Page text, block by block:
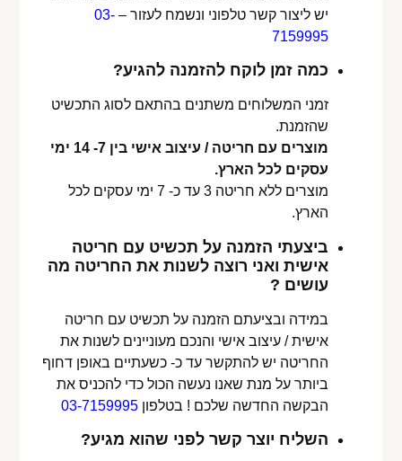
יש ליצור קשר טלפוני ונשמח לעזור –03-
7159995
כמה זמן לוקח להזמנה להגיע?
זמני המשלוחים משתנים בהתאם לסוג התכשיט
שהזמנת.
מוצרים עם חריטה / עיצוב אישי בין 7- 14 ימי
עסקים לכל הארץ.
מוצרים ללא חריטה 3 עד כ- 7 ימי עסקים לכל
הארץ.
ביצעתי הזמנה על תכשיט עם חריטה
אישית ואני רוצה לשנות את החריטה מה
עושים ?
במידה ובציעתם הזמנה על תכשיט עם חריטה
אישית / עיצוב אישי והנכם מעוניינים לשנות את
החריטה יש להתקשר עד כ- כשעתיים באופן דחוף
ביותר על מנת שאנו נעשה הכול כדי להכניס את
הבקשה החדשה שלכם ! בטלפון03-7159995
השליח יוצר קשר לפני שהוא מגיע?